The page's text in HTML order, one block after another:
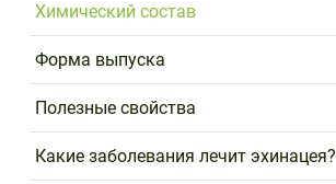
Химический состав
Форма выпуска
Полезные свойства
Какие заболевания лечит эхинацея?